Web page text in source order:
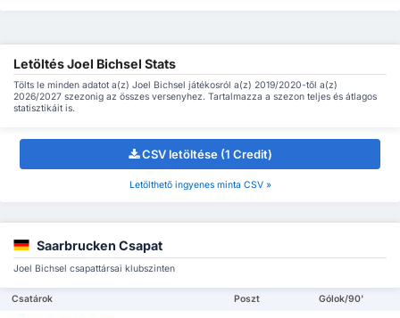
Letöltés Joel Bichsel Stats
Tölts le minden adatot a(z) Joel Bichsel játékosról a(z) 2019/2020-től a(z)
2026/2027 szezonig az összes versenyhez. Tartalmazza a szezon teljes és átlagos
statisztikáit is.
CSV letöltése (1 Credit)
Letölthető ingyenes minta CSV »
Saarbrucken Csapat
Joel Bichsel csapattársai klubszinten
Csatárok Poszt Gólok/90'